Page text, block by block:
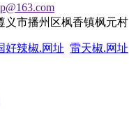
义市播州区枫香镇枫元村
好辣椒.网址 雷天椒.网址